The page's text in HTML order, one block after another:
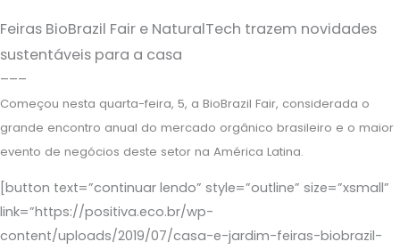
Feiras BioBrazil Fair e NaturalTech trazem novidades
sustentáveis para a casa
–––
Começou nesta quarta-feira, 5, a BioBrazil Fair, considerada o
grande encontro anual do mercado orgânico brasileiro e o maior
evento de negócios deste setor na América Latina.
[button text=”continuar lendo” style=”outline” size=”xsmall”
link=”https://positiva.eco.br/wp-
content/uploads/2019/07/casa-e-jardim-feiras-biobrazil-